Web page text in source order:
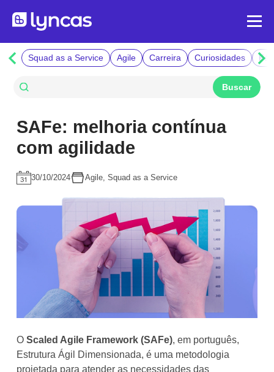
Squad as a Service Agile Carreira Curiosidades
SAFe: melhoria contínua
com agilidade
30/10/2024 Agile, Squad as a Service
O Scaled Agile Framework (SAFe), em português,
Estrutura Ágil Dimensionada, é uma metodologia
projetada para atender as necessidades das